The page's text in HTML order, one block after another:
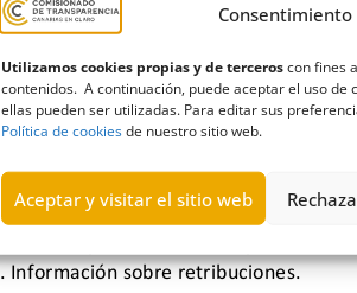
Consentimiento
Utilizamos cookies propias y de terceroscon fines
contenidos. A continuación, puede aceptar el uso
ellas pueden ser utilizadas. Para editar sus
Política de cookiesde nuestro sitio web.
Aceptar y visitar el sitio web